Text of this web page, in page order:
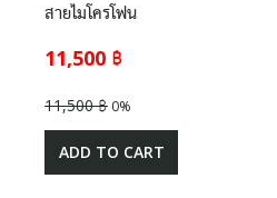
สายไมโครโฟน
11,500 ฿
11,500 ฿ 0%
ADD TO CART